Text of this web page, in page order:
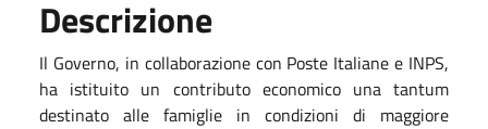
Descrizione
Il Governo, in collaborazione con Poste Italiane e INPS,
ha istituito un contributo economico una tantum
destinato alle famiglie in condizioni di maggiore